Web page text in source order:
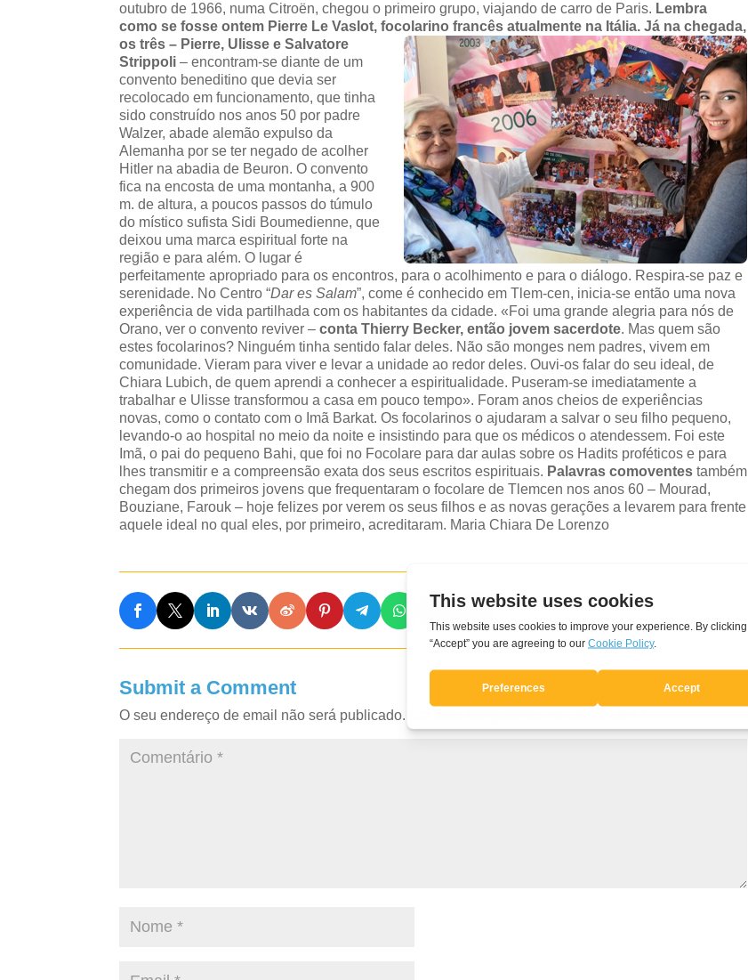
outubro de 1966, numa Citroën, chegou o primeiro grupo, viajando de carro de Paris. Lembra
como se fosse ontem Pierre Le Vaslot, focolarino francês atualmente na Itália. Já na chegada,
os três – Pierre, Ulisse e Salvatore
Strippoli – encontram-se diante de um
convento beneditino que devia ser
recolocado em funcionamento, que tinha
sido construído nos anos 50 por padre
Walzer, abade alemão expulso da
Alemanha por se ter negado de acolher
Hitler na abadia de Beuron. O convento
fica na encosta de uma montanha, a 900
m. de altura, a poucos passos do túmulo
do místico sufista Sidi Boumedienne, que
deixou uma marca espiritual forte na
região e para além. O lugar é
perfeitamente apropriado para os encontros, para o acolhimento e para o diálogo. Respira-se paz e
serenidade. No Centro “Dar es Salam”, come é conhecido em Tlem-cen, inicia-se então uma nova
experiência de vida partilhada com os habitantes da cidade. «Foi uma grande alegria para nós de
Orano, ver o convento reviver – conta Thierry Becker, então jovem sacerdote. Mas quem são
estes focolarinos? Ninguém tinha sentido falar deles. Não são monges nem padres, vivem em
comunidade. Vieram para viver e levar a unidade ao redor deles. Ouvi-os falar do seu ideal, de
Chiara Lubich, de quem aprendi a conhecer a espiritualidade. Puseram-se imediatamente a
trabalhar e Ulisse transformou a casa em pouco tempo». Foram anos cheios de experiências
novas, como o contato com o Imã Barkat. Os focolarinos o ajudaram a salvar o seu filho pequeno,
levando-o ao hospital no meio da noite e insistindo para que os médicos o atendessem. Foi este
Imã, o pai do pequeno Bahi, que foi no Focolare para dar aulas sobre os Hadits proféticos e para
lhes transmitir e a compreensão exata dos seus escritos espirituais. Palavras comoventes também
chegam dos primeiros jovens que frequentaram o focolare de Tlemcen nos anos 60 – Mourad,
Bouziane, Farouk – hoje felizes por verem os seus filhos e as novas gerações a levarem para frente
aquele ideal no qual eles, por primeiro, acreditaram. Maria Chiara De Lorenzo
Submit a Comment
O seu endereço de email não será publicado.